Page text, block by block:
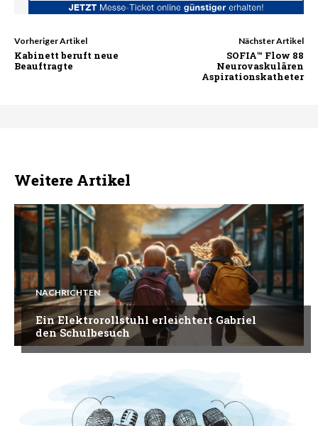
Vorheriger Artikel
Kabinett beruft neue
Beauftragte
Nächster Artikel
SOFIA™ Flow 88
Neurovaskulären
Aspirationskatheter
Weitere Artikel
NACHRICHTEN
Ein Elektrorollstuhl erleichtert Gabriel
den Schulbesuch